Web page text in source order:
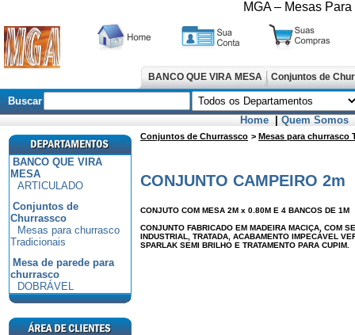
MGA – Mesas
BANCO QUE VIRA MESA Conjuntos de
Buscar
Home
Quem Somos
BANCO QUE VIRA
MESA
ARTICULADO
Conjuntos de
Churrassco
Mesas para churrasco
Tradicionais
Mesa de parede para
churrasco
DOBRÁVEL
Conjuntos de Churrassco > Mesas para churrasco
CONJUNTO CAMPEIRO 2m
CONJUTO COM MESA 2M x 0.80M E 4 BANCOS DE 1M
CONJUNTO FABRICADO EM MADEIRA MACIÇA, COM
INDUSTRIAL, TRATADA, ACABAMENTO IMPECÁVEL
SPARLAK SEMI BRILHO E TRATAMENTO PARA CUPIM.